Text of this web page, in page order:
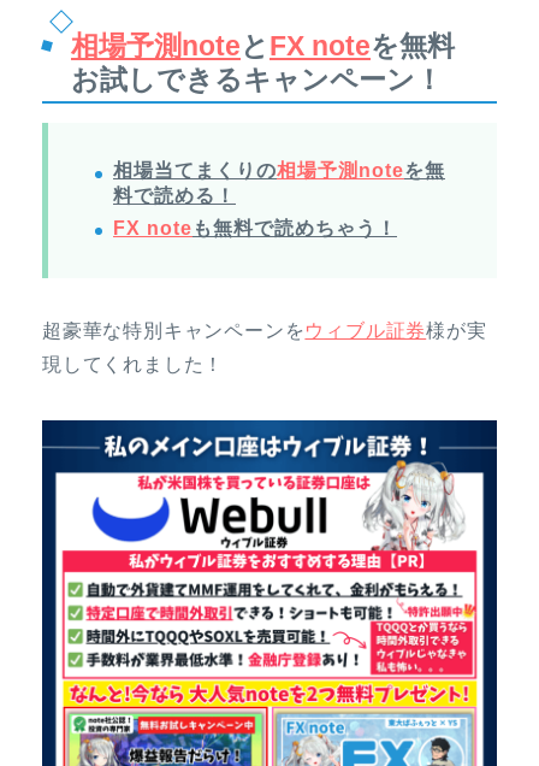
相場予測noteとFX noteを無料
お試しできるキャンペーン！
相場当てまくりの相場予測noteを無
料で読める！
FX note も無料で読めちゃう！
超豪華な特別キャンペーンを ウィブル証券様が実
現してくれました！